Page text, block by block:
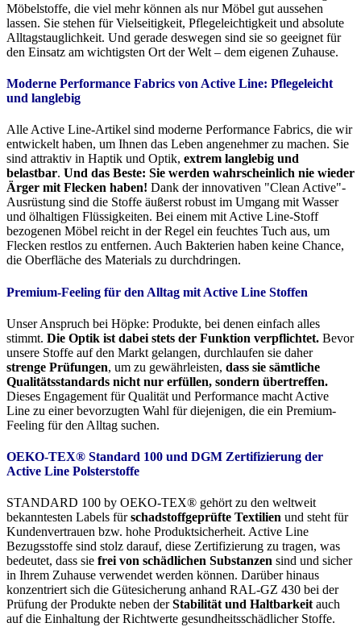
Möbelstoffe, die viel mehr können als nur Möbel gut aussehen
lassen. Sie stehen für Vielseitigkeit, Pflegeleichtigkeit und absolute
Alltagstauglichkeit. Und gerade deswegen sind sie so geeignet für
den Einsatz am wichtigsten Ort der Welt – dem eigenen Zuhause.
Moderne Performance Fabrics von Active Line: Pflegeleicht
und langlebig
Alle Active Line-Artikel sind moderne Performance Fabrics, die wir
entwickelt haben, um Ihnen das Leben angenehmer zu machen. Sie
sind attraktiv in Haptik und Optik, extrem langlebig und
belastbar. Und das Beste: Sie werden wahrscheinlich nie wieder
Ärger mit Flecken haben! Dank der innovativen "Clean Active"-
Ausrüstung sind die Stoffe äußerst robust im Umgang mit Wasser
und ölhaltigen Flüssigkeiten. Bei einem mit Active Line-Stoff
bezogenen Möbel reicht in der Regel ein feuchtes Tuch aus, um
Flecken restlos zu entfernen. Auch Bakterien haben keine Chance,
die Oberfläche des Materials zu durchdringen.
Premium-Feeling für den Alltag mit Active Line Stoffen
Unser Anspruch bei Höpke: Produkte, bei denen einfach alles
stimmt. Die Optik ist dabei stets der Funktion verpflichtet. Bevor
unsere Stoffe auf den Markt gelangen, durchlaufen sie daher
strenge Prüfungen, um zu gewährleisten, dass sie sämtliche
Qualitätsstandards nicht nur erfüllen, sondern übertreffen.
Dieses Engagement für Qualität und Performance macht Active
Line zu einer bevorzugten Wahl für diejenigen, die ein Premium-
Feeling für den Alltag suchen.
OEKO-TEX® Standard 100 und DGM Zertifizierung der
Active Line Polsterstoffe
STANDARD 100 by OEKO-TEX® gehört zu den weltweit
bekanntesten Labels fürschadstoffgeprüfte Textilien und steht für
Kundenvertrauen bzw. hohe Produktsicherheit. Active Line
Bezugsstoffe sind stolz darauf, diese Zertifizierung zu tragen, was
bedeutet, dass sie frei von schädlichen Substanzen sind und sicher
in Ihrem Zuhause verwendet werden können. Darüber hinaus
konzentriert sich die Gütesicherung anhand RAL-GZ 430 bei der
Prüfung der Produkte neben derStabilität und Haltbarkeit auch
auf die Einhaltung der Richtwerte gesundheitsschädlicher Stoffe.